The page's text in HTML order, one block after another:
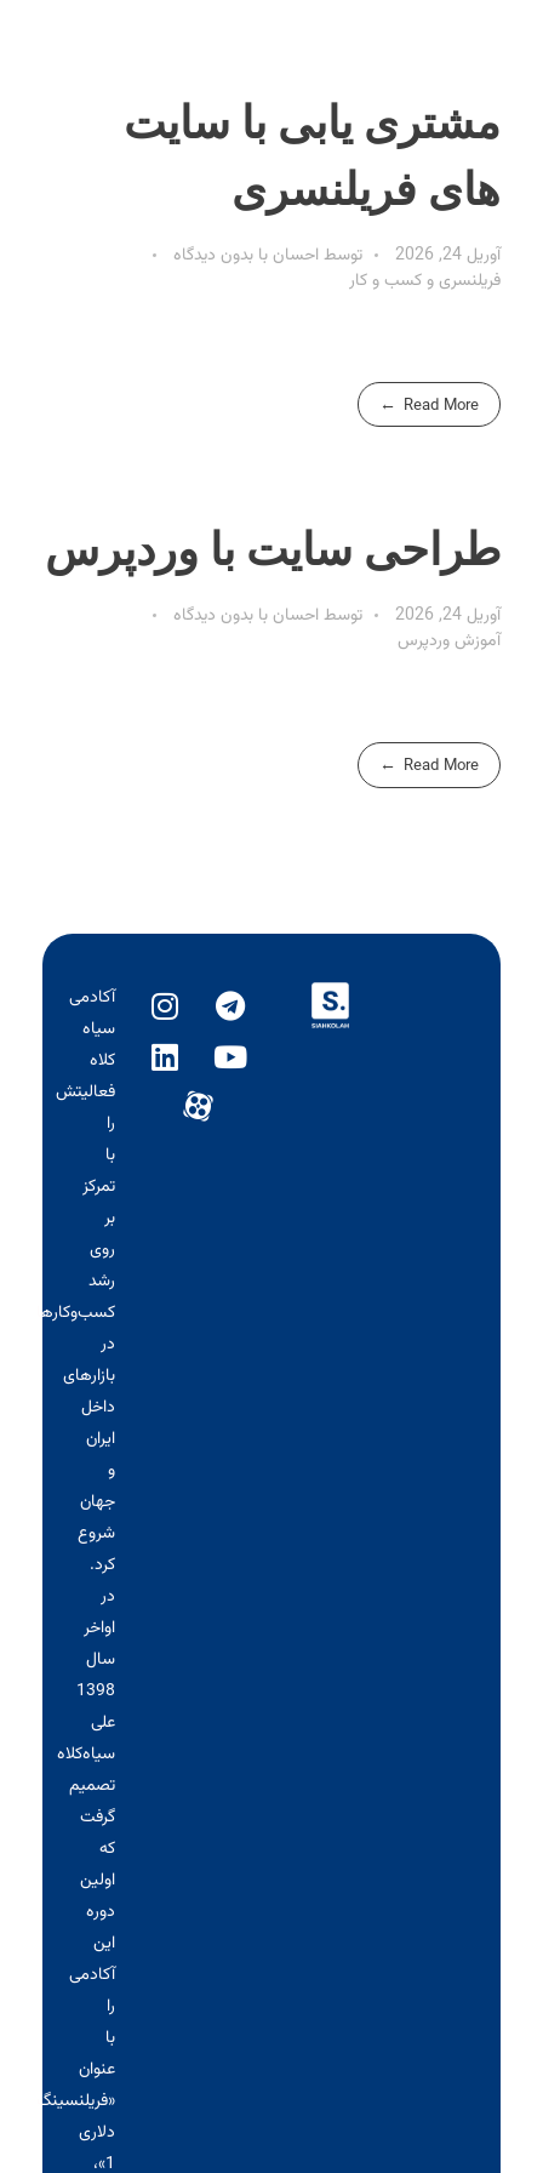
مشتری یابی با سایت
های فریلنسری
آوریل 24, 2026 توسط احسان با بدون دیدگاه
فریلنسری و کسب و کار
Read More
طراحی سایت با وردپرس
آوریل 24, 2026 توسط احسان با بدون دیدگاه
آموزش وردپرس
Read More
آکادمی
سیاه‌
کلاه
فعالیتش
را
با
تمرکز
بر
روی
رشد
کسب‌وکارها
در
بازارهای
داخل
ایران
و
جهان
شروع
کرد.
در
اواخر
سال
1398
علی
سیاه‌کلاه
تصمیم
گرفت
که
اولین
دوره
این
آکادمی
را
با
عنوان
«فریلنسینگ
دلاری
1»،